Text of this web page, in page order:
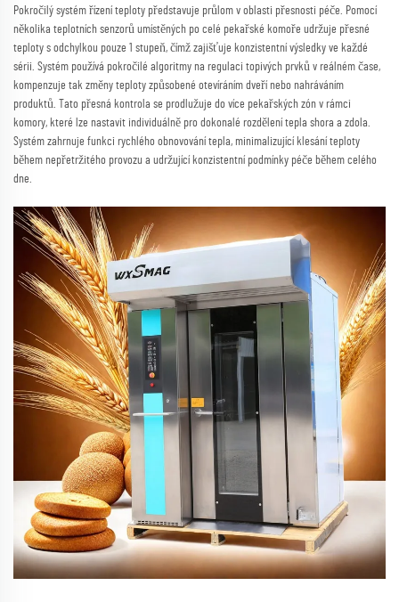
Pokročilý systém řízení teploty představuje průlom v oblasti přesnosti péče. Pomocí
několika teplotních senzorů umístěných po celé pekařské komoře udržuje přesné
teploty s odchylkou pouze 1 stupeň, čímž zajišťuje konzistentní výsledky ve každé
sérii. Systém používá pokročilé algoritmy na regulaci topivých prvků v reálném čase,
kompenzuje tak změny teploty způsobené otevíráním dveří nebo nahráváním
produktů. Tato přesná kontrola se prodlužuje do více pekařských zón v rámci
komory, které lze nastavit individuálně pro dokonalé rozdělení tepla shora a zdola.
Systém zahrnuje funkci rychlého obnovování tepla, minimalizující klesání teploty
během nepřetržitého provozu a udržující konzistentní podmínky péče během celého
dne.